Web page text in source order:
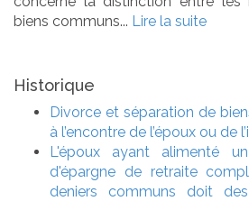
biens communs... Lire la suite
Historique
Divorce et séparation de
à l’encontre de l’époux ou de
L'époux ayant alimenté
d'épargne de retraite
deniers communs doit